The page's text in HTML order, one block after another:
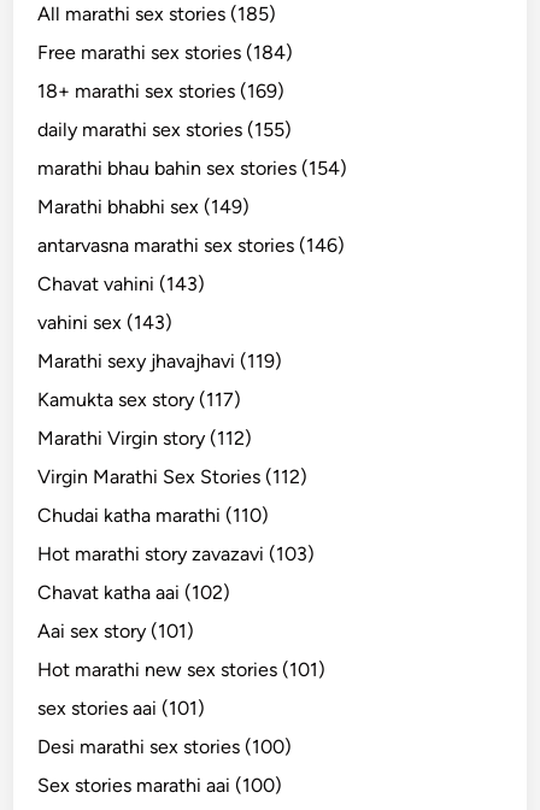
All marathi sex stories (185)
Free marathi sex stories (184)
18+ marathi sex stories (169)
daily marathi sex stories (155)
marathi bhau bahin sex stories (154)
Marathi bhabhi sex (149)
antarvasna marathi sex stories (146)
Chavat vahini (143)
vahini sex (143)
Marathi sexy jhavajhavi (119)
Kamukta sex story (117)
Marathi Virgin story (112)
Virgin Marathi Sex Stories (112)
Chudai katha marathi (110)
Hot marathi story zavazavi (103)
Chavat katha aai (102)
Aai sex story (101)
Hot marathi new sex stories (101)
sex stories aai (101)
Desi marathi sex stories (100)
Sex stories marathi aai (100)